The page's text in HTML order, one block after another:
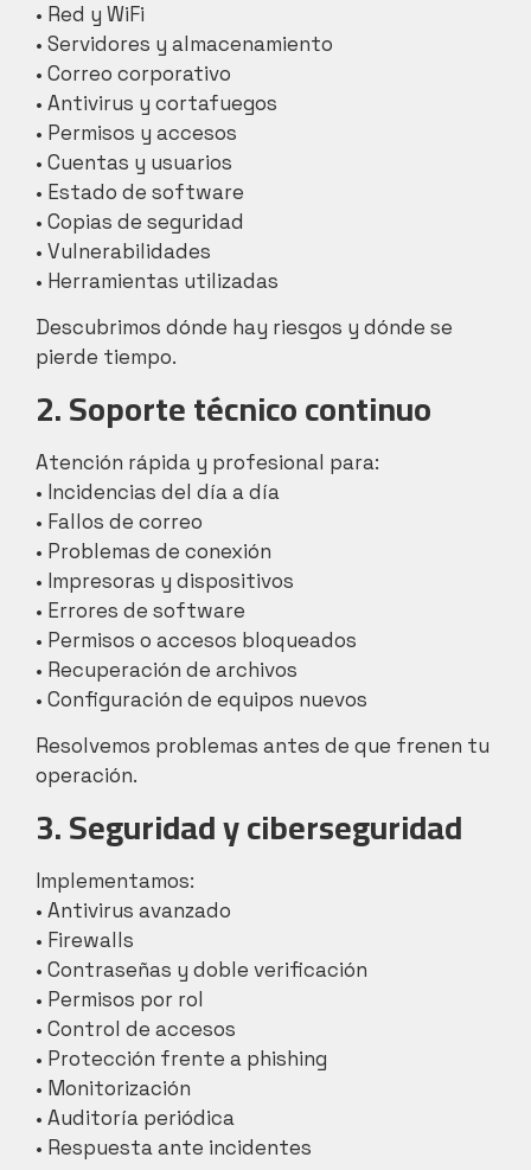
• Red y WiFi
• Servidores y almacenamiento
• Correo corporativo
• Antivirus y cortafuegos
• Permisos y accesos
• Cuentas y usuarios
• Estado de software
• Copias de seguridad
• Vulnerabilidades
• Herramientas utilizadas
Descubrimos dónde hay riesgos y dónde se
pierde tiempo.
2. Soporte técnico continuo
Atención rápida y profesional para:
• Incidencias del día a día
• Fallos de correo
• Problemas de conexión
• Impresoras y dispositivos
• Errores de software
• Permisos o accesos bloqueados
• Recuperación de archivos
• Configuración de equipos nuevos
Resolvemos problemas antes de que frenen tu
operación.
3. Seguridad y ciberseguridad
Implementamos:
• Antivirus avanzado
• Firewalls
• Contraseñas y doble verificación
• Permisos por rol
• Control de accesos
• Protección frente a phishing
• Monitorización
• Auditoría periódica
• Respuesta ante incidentes